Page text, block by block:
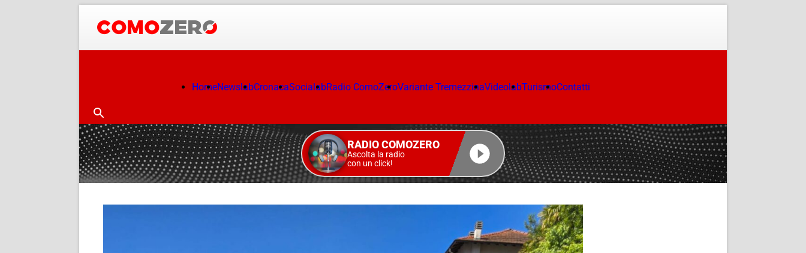
HomeNewslabCronacaSocialabRadio ComoZeroVariante TremezzinaVideolabTurismoContatti
RADIO COMOZERO
Ascolta la radio
con un click!